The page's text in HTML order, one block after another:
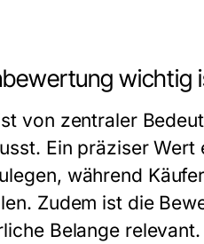
wichtig
von zentraler
Ein präziser
während
Zudem ist die
Belange